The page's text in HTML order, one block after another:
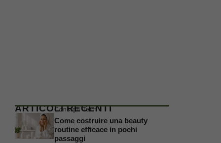
ARTICOLI RECENTI
Consigli Tech
Come costruire una beauty
routine efficace in pochi
passaggi